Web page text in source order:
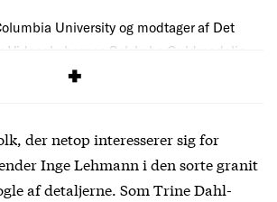
University og modtager af Det
Videnskabernes Selskabs Guldmedalje,
Emil Weichert-medaljen m.fl.
der netop interesserer sig for
Inge Lehmann i den sorte granit
af detaljerne. Som Trine Dahl-